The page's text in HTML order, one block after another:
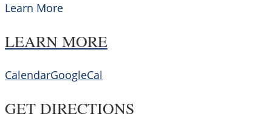
Learn More
LEARN MORE
CalendarGoogleCal
GET DIRECTIONS